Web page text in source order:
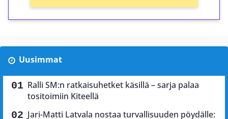
Uusimmat
Ralli SM:n ratkaisuhetket käsillä – sarja palaa
tositoimiin Kiteellä
Jari-Matti Latvala nostaa turvallisuuden pöydälle: